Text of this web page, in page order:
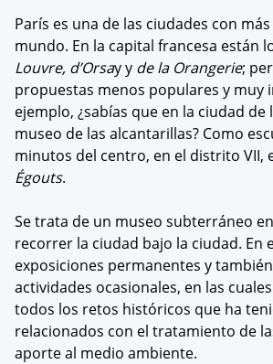
París es una de las ciudades con
mundo. En la capital francesa están
Louvre, d’Orsay y de la Orangerie;
propuestas menos populares y muy
ejemplo, ¿sabías que en la ciudad de
museo de las alcantarillas? Como
minutos del centro, en el distrito VII,
Égouts.
Se trata de un museo subterráneo
recorrer la ciudad bajo la ciudad. En
exposiciones permanentes y
actividades ocasionales, en las
todos los retos históricos que ha
relacionados con el tratamiento de
aporte al medio ambiente.